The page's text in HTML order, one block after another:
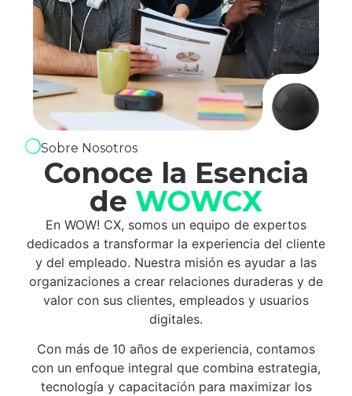
Sobre Nosotros
Conoce la Esencia
de WOWCX
En WOW! CX, somos un equipo de expertos
dedicados a transformar la experiencia del cliente
y del empleado. Nuestra misión es ayudar a las
organizaciones a crear relaciones duraderas y de
valor con sus clientes, empleados y usuarios
digitales.
Con más de 10 años de experiencia, contamos
con un enfoque integral que combina estrategia,
tecnología y capacitación para maximizar los